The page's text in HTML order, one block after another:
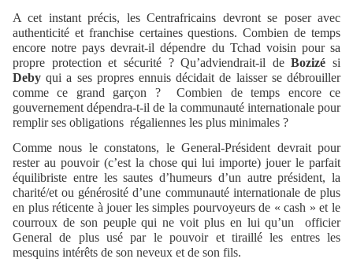
A cet instant précis, les Centrafricains devront se poser avec
authenticité et franchise certaines questions. Combien de temps
encore notre pays devrait-il dépendre du Tchad voisin pour sa
propre protection et sécurité ? Qu’adviendrait-il deBozizé si
Deby qui a ses propres ennuis décidait de laisser se débrouiller
comme ce grand garçon ?
Combien de temps encore ce
gouvernement dépendra-t-il de la communauté internationale pour
remplir ses obligations régaliennes les plus minimales ?
Comme nous le constatons, le General-Président devrait pour
rester au pouvoir (c’est la chose qui lui importe) jouer le parfait
équilibriste entre les sautes d’humeurs d’un autre président, la
charité/et ou générosité d’une communauté internationale de plus
en plus réticente à jouer les simples pourvoyeurs de « cash » et le
courroux de son peuple qui ne voit plus en lui qu’un
officier
General de plus usé par le pouvoir et tiraillé les entres les
mesquins intérêts de son neveux et de son fils.